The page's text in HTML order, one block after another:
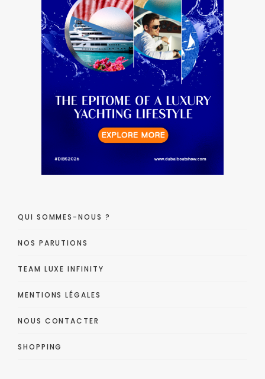
QUI SOMMES-NOUS ?
NOS PARUTIONS
TEAM LUXE INFINITY
MENTIONS LÉGALES
NOUS CONTACTER
SHOPPING